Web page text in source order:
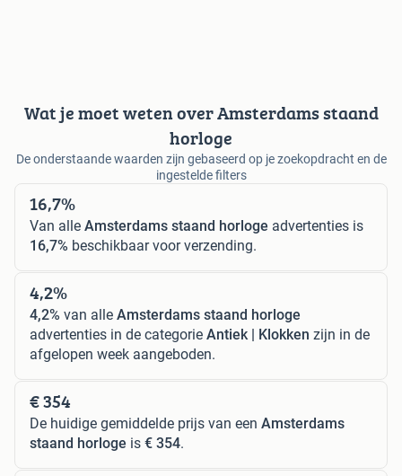
Wat je moet weten over Amsterdams staand
horloge
De onderstaande waarden zijn gebaseerd op je zoekopdracht en de
ingestelde filters
16,7%
Van alle Amsterdams staand horloge advertenties is
16,7% beschikbaar voor verzending.
4,2%
4,2% van alle Amsterdams staand horloge
advertenties in de categorie Antiek | Klokken zijn in de
afgelopen week aangeboden.
€ 354
De huidige gemiddelde prijs van een Amsterdams
staand horloge is € 354.